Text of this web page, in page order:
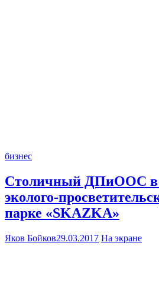
бизнес
Столичный ДПиООС в
эколого-
парке «SKAZKA»
Яков Бойков29.03.2017 На экране